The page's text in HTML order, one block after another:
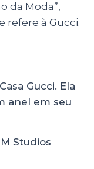
da Moda”,
refere à Gucci.
Studios